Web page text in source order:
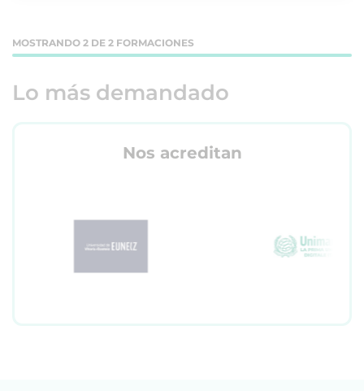
MOSTRANDO 2 DE 2 FORMACIONES
Lo más demandado
Nos acreditan